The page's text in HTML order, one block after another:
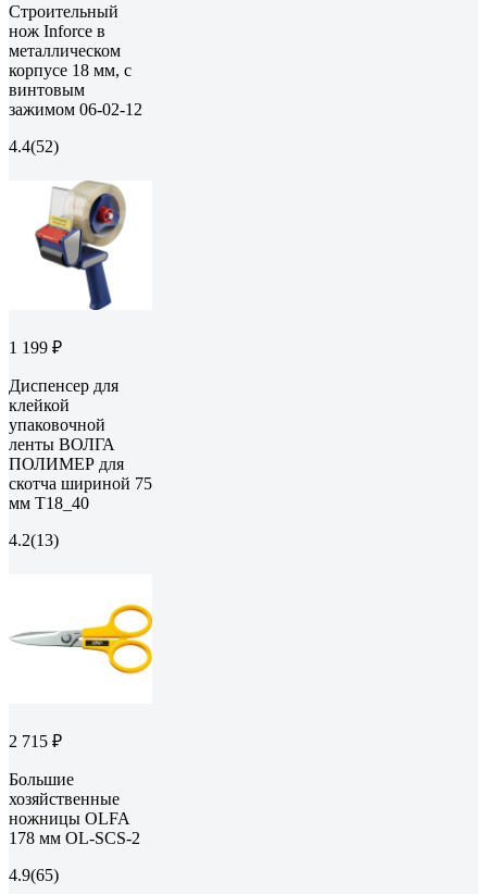
Строительный
нож Inforce в
металлическом
корпусе 18 мм, с
винтовым
зажимом 06-02-12
4.4(52)
1 199 ₽
Диспенсер для
клейкой
упаковочной
ленты ВОЛГА
ПОЛИМЕР для
скотча шириной 75
мм Т18_40
4.2(13)
2 715 ₽
Большие
хозяйственные
ножницы OLFA
178 мм OL-SCS-2
4.9(65)